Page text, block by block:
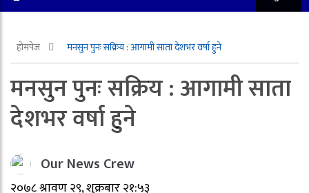
होमपेज मनसुन पुनः सक्रिय : आगामी साता देशभर वर्षा हुने
मनसुन पुनः सक्रिय : आगामी साता
देशभर वर्षा हुने
Our News Crew
२०७८ श्रावण २९, शुक्रबार २१:५३